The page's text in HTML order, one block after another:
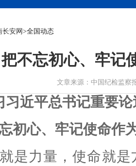
长安网>全国动态
把不忘初心、牢记
文章来源：中国纪检监察
习近平总书记重要
初心、牢记使命作
是力量，使命就